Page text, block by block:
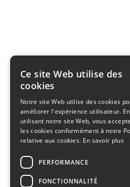
Ce site Web utilise des
cookies
Notre site Web utilise des cookies
améliorer l'expérience utilisateur. En
utilisant notre site Web, vous
les cookies conformément à notre
relative aux cookies. En savoir plus
PERFORMANCE
FONCTIONNALITÉ